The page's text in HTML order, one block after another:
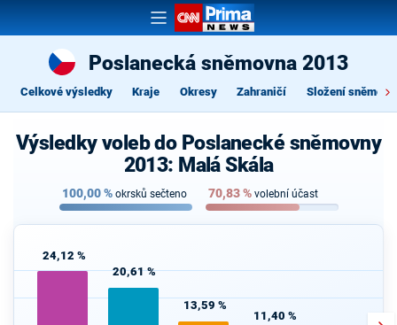
Poslanecká sněmovna 2013
Celkové výsledky Kraje Okresy Zahraničí Složení
Výsledky voleb do Poslanecké sněmovny
2013: Malá Skála
100,00% okrsků sečteno 70,83% volební účast
24,12 %
20,61 %
13,59 %
11,40 %